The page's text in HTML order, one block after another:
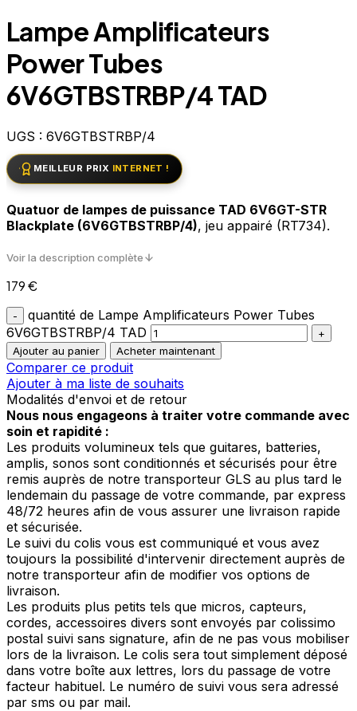
Lampe Amplificateurs
Power Tubes
6V6GTBSTRBP/4 TAD
UGS : 6V6GTBSTRBP/4
MEILLEUR PRIX INTERNET !
Quatuor de lampes de puissance TAD 6V6GT-STR
Blackplate (6V6GTBSTRBP/4), jeu appairé (RT734).
Voir la description complète
179€
quantité de Lampe Amplificateurs Power Tubes
6V6GTBSTRBP/4 TAD
Ajouter au panier Acheter maintenant
Comparer ce produit
Ajouter à ma liste de souhaits
Modalités d'envoi et de retour
Nous nous engageons à traiter votre commande avec
soin et rapidité :
Les produits volumineux tels que guitares, batteries,
amplis, sonos sont conditionnés et sécurisés pour être
remis auprès de notre transporteur GLS au plus tard le
lendemain du passage de votre commande, par express
48/72 heures afin de vous assurer une livraison rapide
et sécurisée.
Le suivi du colis vous est communiqué et vous avez
toujours la possibilité d'intervenir directement auprès de
notre transporteur afin de modifier vos options de
livraison.
Les produits plus petits tels que micros, capteurs,
cordes, accessoires divers sont envoyés par colissimo
postal suivi sans signature, afin de ne pas vous mobiliser
lors de la livraison. Le colis sera tout simplement déposé
dans votre boîte aux lettres, lors du passage de votre
facteur habituel. Le numéro de suivi vous sera adressé
par sms ou par mail.